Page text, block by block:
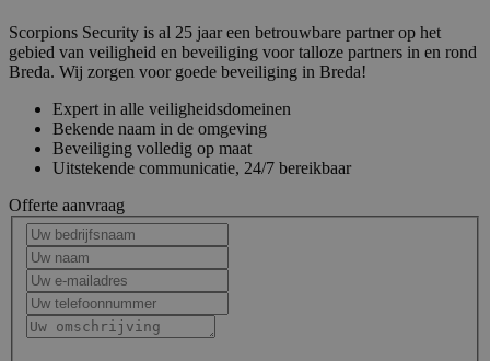
Scorpions Security is al 25 jaar een betrouwbare partner op het
gebied van veiligheid en beveiliging voor talloze partners in en rond
Breda. Wij zorgen voor goede beveiliging in Breda!
Expert in alle veiligheidsdomeinen
Bekende naam in de omgeving
Beveiliging volledig op maat
Uitstekende communicatie, 24/7 bereikbaar
Offerte aanvraag